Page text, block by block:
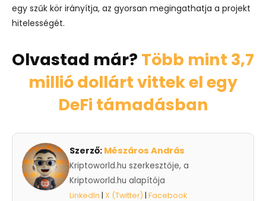
egy szűk kör irányítja, az gyorsan megingathatja a projekt
hitelességét.
Olvastad már? Több mint 3,7
millió dollárt vittek el egy
DeFi támadásban
Szerző: Mészáros András
Kriptoworld.hu szerkesztője, a
Kriptoworld.hu alapítója
LinkedIn | X (Twitter) | Facebook